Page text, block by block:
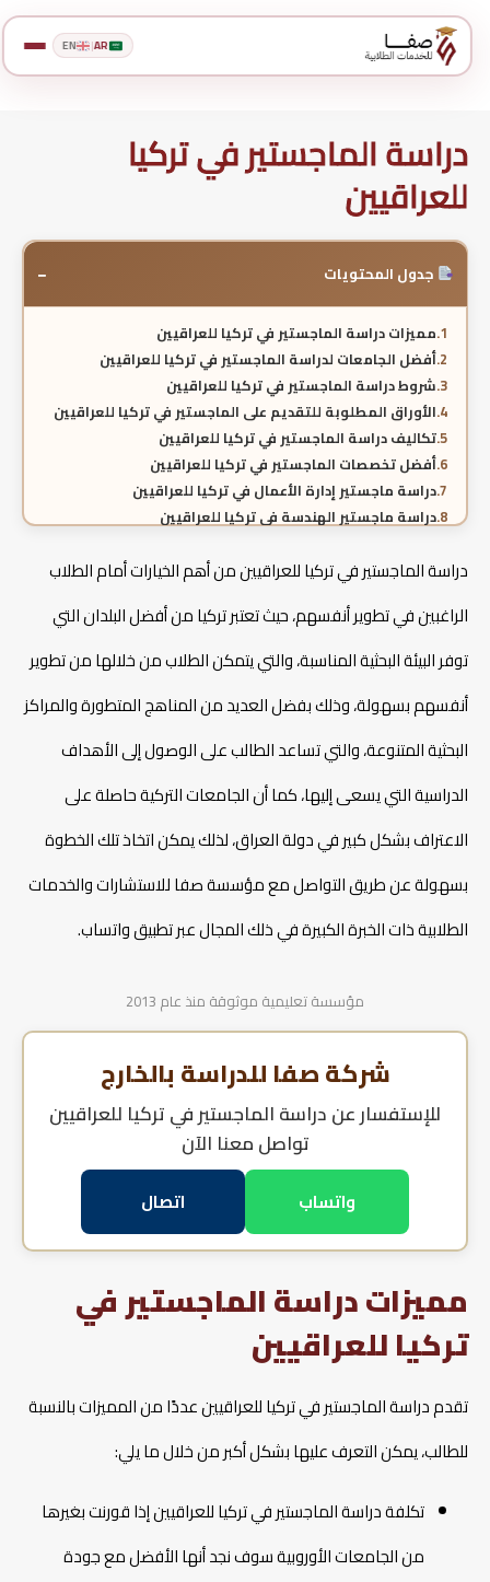
AR
|
EN
دراسة الماجستير في تركيا
للعراقيين
جدول المحتويات −
مميزات دراسة الماجستير في تركيا للعراقيين
أفضل الجامعات لدراسة الماجستير في تركيا للعراقيين
شروط دراسة الماجستير في تركيا للعراقيين
الأوراق المطلوبة للتقديم على الماجستير في تركيا للعراقيين
تكاليف دراسة الماجستير في تركيا للعراقيين
أفضل تخصصات الماجستير في تركيا للعراقيين
دراسة ماجستير إدارة الأعمال في تركيا للعراقيين
دراسة ماجستير الهندسة في تركيا للعراقيين
دراسة ماجستير الهندسة الطبية الحيوية في تركيا للعراقيين
دراسة ماجستير الصيدلة في تركيا للعراقيين
دراسة ماجستير العلاقات الدولية في تركيا للعراقيين
دراسة ماجستير الإعلام والصحافة في تركيا للعراقيين
دراسة ماجستير الاقتصاد في تركيا للعراقيين
المنح والخصومات المتاحة للعراقيين لدراسة الماجستير في
الفرق بين الماجستير مع رسالة وبدون رسالة في تركيا
الاعتراف الدولي لشهادات الماجستير التركية للعراقيين
خطوات التقديم على الماجستير في تركيا للعراقيين
مميزات التقديم عبر مكتب صفا لدراسة الماجستير في تركيا
للعراقيين
دراسة تصميم الأزياء في تركيا
شروط دراسة الطيران في تركيا
دراسة الماجستير في تركيا للعراقيين من أهم الخيارات أمام الطلاب
الراغبين في تطوير أنفسهم، حيث تعتبر تركيا من أفضل البلدان التي
توفر البيئة البحثية المناسبة، والتي يتمكن الطلاب من خلالها من تطوير
أنفسهم بسهولة، وذلك بفضل العديد من المناهج المتطورة والمراكز
البحثية المتنوعة، والتي تساعد الطالب على الوصول إلى الأهداف
الدراسية التي يسعى إليها، كما أن الجامعات التركية حاصلة على
الاعتراف بشكل كبير في دولة العراق، لذلك يمكن اتخاذ تلك الخطوة
بسهولة عن طريق التواصل مع مؤسسة صفا للاستشارات والخدمات
الطلابية ذات الخبرة الكبيرة في ذلك المجال عبر تطبيق واتساب.
مؤسسة تعليمية موثوقة منذ عام 2013
شركة صفا للدراسة بالخارج
للإستفسار عندراسة الماجستير في تركيا للعراقيين
تواصل معنا الآن
واتساب اتصال
مميزات دراسة الماجستير في
تركيا للعراقيين
تقدم دراسة الماجستير في تركيا للعراقيين عددًا من المميزات بالنسبة
للطالب، يمكن التعرف عليها بشكل أكبر من خلال ما يلي:
تكلفة دراسة الماجستير في تركيا للعراقيين إذا قورنت بغيرها
من الجامعات الأوروبية سوف نجد أنها الأفضل مع جودة